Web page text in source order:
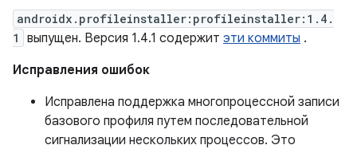
androidx.profileinstaller:profileinstaller:1.4.
1
выпущен. Версия 1.4.1 содержит эти коммиты .
Исправления ошибок
Исправлена ​​поддержка многопроцессной записи
базового профиля путем последовательной
сигнализации нескольких процессов. Это